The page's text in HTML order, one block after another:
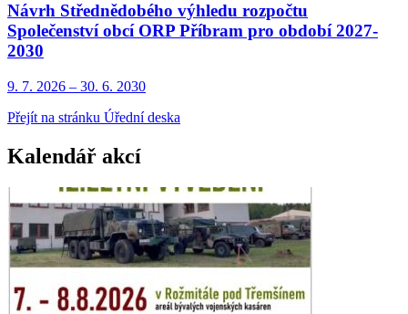
Návrh Střednědobého výhledu rozpočtu
Společenství obcí ORP Příbram pro období 2027-
2030
9. 7. 2026 – 30. 6. 2030
Přejít na stránku Úřední deska
Kalendář akcí